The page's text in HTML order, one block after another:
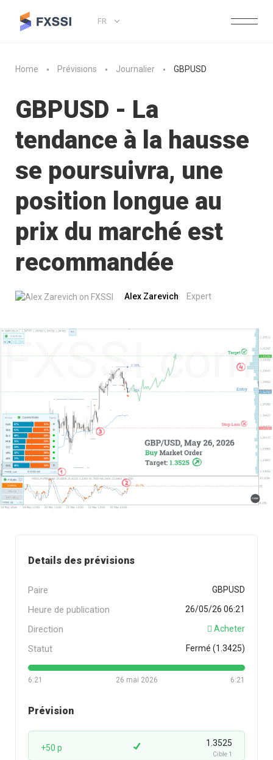
FR
Home Prévisions Journalier GBPUSD
GBPUSD - La
tendance à la hausse
se poursuivra, une
position longue au
prix du marché est
recommandée
Alex Zarevich Expert
Details des prévisions
Paire GBPUSD
Heure de publication 26/05/26 06:21
Direction Acheter
Statut Fermé (1.3425)
6:21 6:21
26 mai 2026
Prévision
+50 p 1.3525
Cible 1